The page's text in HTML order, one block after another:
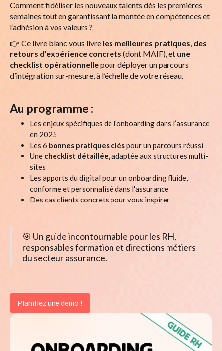
Comment fidéliser les nouveaux talents dès les premières
semaines tout en garantissant la montée en compétences et
l’adhésion à vos valeurs ?
👉 Ce livre blanc vous livre les meilleures pratiques, des
retours d’expérience concrets (dont MAIF), et une
checklist opérationnellepour déployer un parcours
d’intégration sur-mesure, à l’échelle de votre réseau.
Au programme :
Les enjeux spécifiques de l’onboarding dans l’assurance
en 2025
Les 6 bonnes pratiques cléspour un parcours réussi
Une checklist détaillée,adaptée aux structures multi-
sites
Les apports du digital pour un onboarding fluide,
conforme et personnalisé dans l'assurance
Des cas clients concrets pour vous inspirer
🎯 Un guide incontournable pour les RH,
responsables formation et directions métiers
du secteur assurance.
Planifiez une démo !